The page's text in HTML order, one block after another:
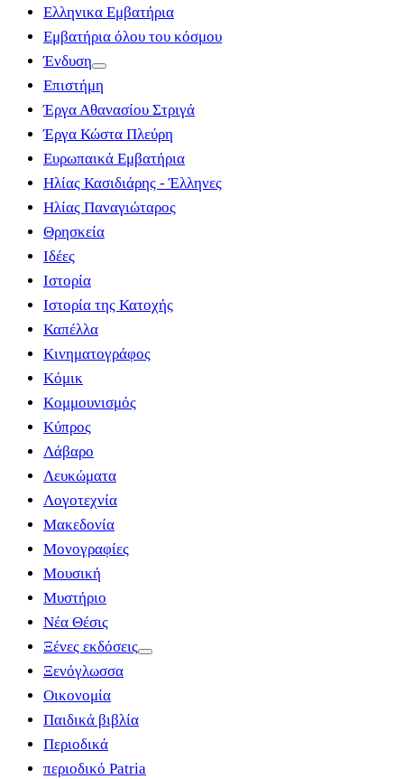
Ελληνικα Εμβατήρια
Εμβατήρια όλου του κόσμου
Ένδυση
Επιστήμη
Έργα Αθανασίου Στριγά
Έργα Κώστα Πλεύρη
Ευρωπαικά Εμβατήρια
Ηλίας Κασιδιάρης - Έλληνες
Ηλίας Παναγιώταρος
Θρησκεία
Ιδέες
Ιστορία
Ιστορία της Κατοχής
Καπέλλα
Κινηματογράφος
Κόμικ
Κομμουνισμός
Κύπρος
Λάβαρο
Λευκώματα
Λογοτεχνία
Μακεδονία
Μονογραφίες
Μουσική
Μυστήριο
Νέα Θέσις
Ξένες εκδόσεις
Ξενόγλωσσα
Οικονομία
Παιδικά βιβλία
Περιοδικά
περιοδικό Patria